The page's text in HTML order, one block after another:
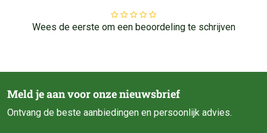
Wees de eerste om een beoordeling te schrijven
Meld je aan voor onze nieuwsbrief
Ontvang de beste aanbiedingen en persoonlijk advies.